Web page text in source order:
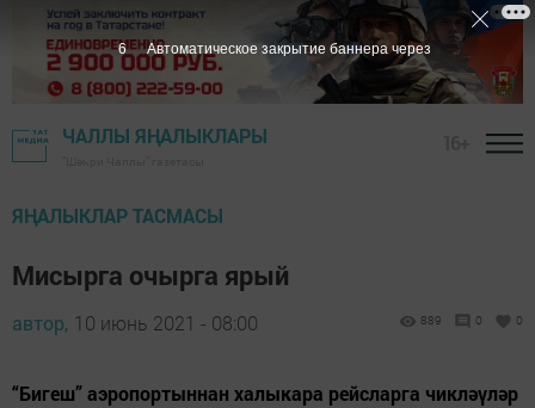
ЧАЛЛЫ ЯҢАЛЫКЛАРЫ
ЯҢАЛЫКЛАР ТАСМАСЫ
Мисырга очырга ярый
автор, 10 июнь 2021 - 08:00 889 0 0
“Бигеш” аэропортыннан халыкара рейсларга чикләүләр
5 Автоматическое закрытие баннера через